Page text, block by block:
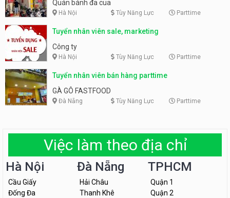
Quán bánh đa cua
Hà Nội Tùy Năng Lực Parttime
Tuyển nhân viên sale, marketing
Công ty
Hà Nội Tùy Năng Lực Parttime
Tuyển nhân viên bán hàng parttime
GÀ GÔ FASTFOOD
Đà Nẵng Tùy Năng Lực Parttime
Việc làm theo địa chỉ
Hà Nội
Cầu Giấy
Đống Đa
Đà Nẵng
Hải Châu
Thanh Khê
TPHCM
Quận 1
Quận 2